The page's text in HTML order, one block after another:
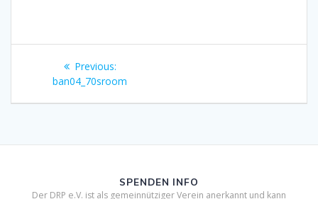
Beitragsnavigation
Previous:Previous
post:
ban04_70sroom
SPENDEN INFO
Der DRP e.V. ist als gemeinnütziger Verein anerkannt und kann